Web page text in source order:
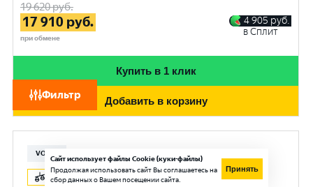
Фильтр
19 620руб.
17 910 руб.
при обмене
4 905 руб.
в Сплит
Купить в 1 клик
Добавить в корзину
VOLAT
Сайт использует файлы Cookie (куки-файлы)
Продолжая использовать сайт Вы соглашаетесь на
сбор данных о Вашем посещении сайта.
Принять